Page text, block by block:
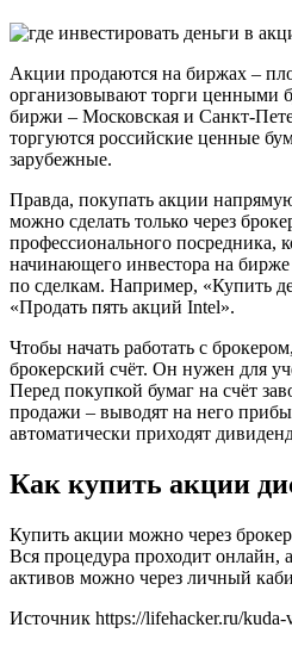
Акции продаются на биржах –
организовывают торги ценными
биржи – Московская и Санкт-
торгуются российские ценные
зарубежные.
Правда, покупать акции
можно сделать только через
профессионального посредника,
начинающего инвестора на
по сделкам. Например, «Купить
«Продать пять акций Intel».
Чтобы начать работать с
брокерский счёт. Он нужен для
Перед покупкой бумаг на счёт
продажи – выводят на него
автоматически приходят
Как купить акции
Купить акции можно через
Вся процедура проходит онлайн,
активов можно через личный
Источник https://lifehacker.ru/